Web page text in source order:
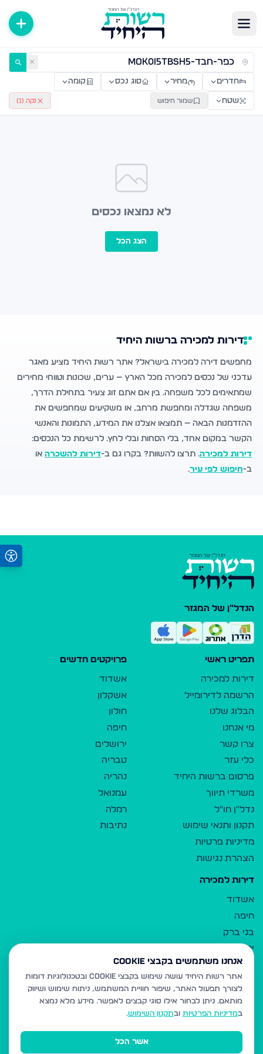
דירות למכירה ולהשכרה — רשות היחיד ✕
חדרים מחיר סוג נכס קומה
שטח שמור חיפוש נקה ( 1
)
לא נמצאו נכסים
הצג הכל
דירות למכירה ברשות היחיד
מחפשים דירה למכירה בישראל? אתר רשות היחיד מציע מאגר
עדכני של נכסים למכירה מכל הארץ — ערים, שכונות וטווחי מחירים
שמתאימים לכל משפחה. בין אם אתם זוג צעיר בתחילת הדרך,
משפחה שגדלה ומחפשת מרחב, או משקיעים שמחפשים את
ההזדמנות הבאה — תמצאו אצלנו את המידע, התמונות והאנשי
הקשר במקום אחד, בלי הסחות ובלי לחץ. לרשימת כל הנכסים:
דירות למכירה. תרצו להשוות? בקרו גם ב-דירות להשכרה או
ב-חיפוש לפי עיר.
הנדל"ן של המגזר
תפריט ראשי
דירות למכירה
הרשמה לדירומייל
הבלוג שלנו
מי אנחנו
צרו קשר
כלי עזר
פרסום ברשות היחיד
משרדי תיווך
נדל"ן חו"ל
תקנון ותנאי שימוש
מדיניות פרטיות
הצהרת נגישות
פרויקטים חדשים
אשדוד
אשקלון
חולון
חיפה
ירושלים
טבריה
נהריה
עמנואל
רמלה
נתיבות
דירות למכירה
אשדוד
חיפה
בני ברק
ירושלים
אלעד
גבעת זאב
בית שמש
רכסים
מודיעין עילית
אנחנו משתמשים בקבצי Cookie
אתר רשות היחיד עושה שימוש בקבצי Cookie ובטכנולוגיות דומות
לצורך תפעול האתר, שיפור חוויית המשתמש, ניתוח שימוש ושיווק
מותאם. ניתן לבחור אילו סוגי קבצים לאפשר. מידע מלא נמצא
במדיניות הפרטיות ובתקנון השימוש.
אשר הכל